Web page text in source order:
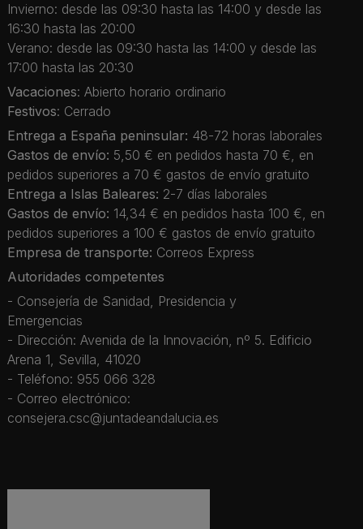
Invierno: desde las 09:30 hasta las 14:00 y desde las
16:30 hasta las 20:00
Verano: desde las 09:30 hasta las 14:00 y desde las
17:00 hasta las 20:30
Vacaciones: Abierto horario ordinario
Festivos: Cerrado
Entrega a España peninsular: 48-72 horas laborales
Gastos de envío: 5,50 € en pedidos hasta 70 €, en
pedidos superiores a 70 € gastos de envío gratuito
Entrega a Islas Baleares: 2-7 días laborales
Gastos de envío: 14,34 € en pedidos hasta 100 €, en
pedidos superiores a 100 € gastos de envío gratuito
Empresa de transporte: Correos Express
Autoridades competentes
- Consejería de Sanidad, Presidencia y
Emergencias
- Dirección: Avenida de la Innovación, nº 5. Edificio
Arena 1, Sevilla, 41020
- Teléfono: 955 066 328
- Correo electrónico:
consejera.csc@juntadeandalucia.es